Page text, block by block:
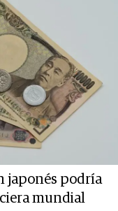
japonés podría
mundial